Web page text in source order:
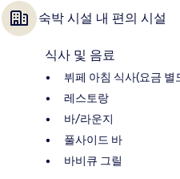
숙박 시설 내 편의 시설
식사 및 음료
뷔페 아침 식사(요금
레스토랑
바/라운지
풀사이드 바
바비큐 그릴